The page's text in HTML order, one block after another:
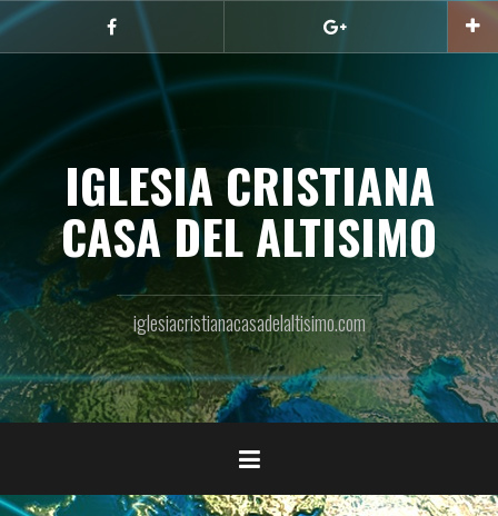
Skip
to
content
Facebook
IGLESIA CRISTIANA
CASA DEL ALTISIMO
iglesiacristianacasadelaltisimo.com